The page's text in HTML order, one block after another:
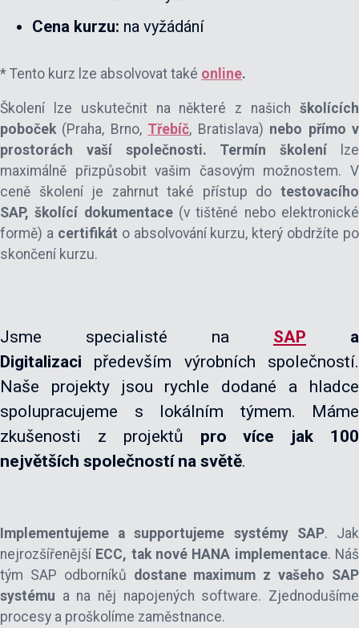
Cena kurzu: na vyžádání
* Tento kurz lze absolvovat také online.
Školení lze uskutečnit na některé z našich školících
poboček (Praha, Brno, Třebíč, Bratislava) nebo přímo v
prostorách vaší společnosti. Termín školení
lze
maximálně přizpůsobit vašim časovým možnostem. V
ceně školení je zahrnut také přístup do testovacího
SAP, školící dokumentace(v tištěné nebo elektronické
formě) a certifikát o absolvování kurzu, který obdržíte po
skončení kurzu.
Jsme specialisté na SAP a
Digitalizaci především výrobních společností.
Naše projekty jsou rychle dodané a hladce
spolupracujeme s lokálním týmem. Máme
zkušenosti z projektů pro více jak 100
největších společností na světě.
Implementujeme a supportujeme systémy SAP. Jak
nejrozšířenější ECC, tak nové HANA implementace. Náš
tým SAP odborníků dostane maximum z vašeho SAP
systému a na něj napojených software. Zjednodušíme
procesy a proškolíme zaměstnance.